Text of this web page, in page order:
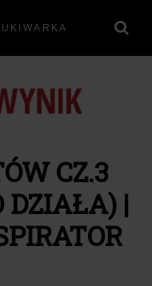
CZ.3
DZIAŁA) |